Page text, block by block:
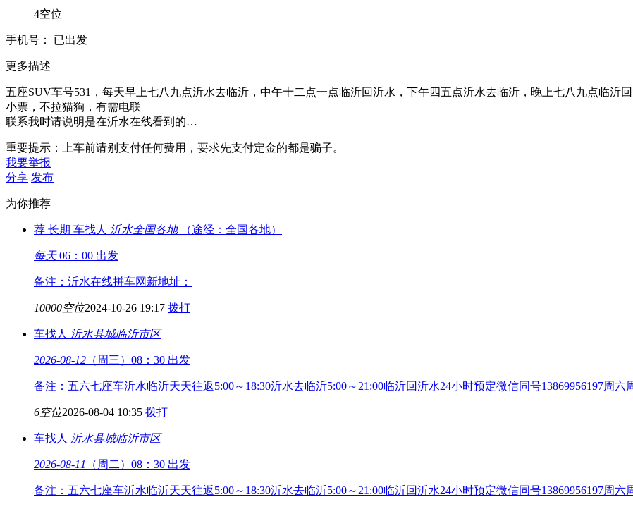
4空位
手机号： 已出发
更多描述
五座SUV车号531，每天早上七八九点沂水去临沂，中午十二点一点临沂回沂水，下午四五点沂水去临沂，晚上七八九点临沂
小票，不拉猫狗，有需电联
联系我时请说明是在沂水在线看到的…
重要提示：上车前请别支付任何费用，要求先支付定金的都是骗子。
我要举报
分享 发布
为你推荐
荐 长期 车找人 沂水全国各地 （途经：全国各地）
每天06：00 出发
备注：沂水在线拼车网新地址：
10000空位2024-10-26 19:17 拨打
车找人 沂水县城临沂市区
2026-08-12 （周三）08：30 出发
备注：五六七座车沂水临沂天天往返5:00～18:30沂水去临沂5:00～21:00临沂回沂水24小时预定微信同号13869956197周
6空位2026-08-04 10:35 拨打
车找人 沂水县城临沂市区
2026-08-11 （周二）08：30 出发
备注：五六七座车沂水临沂天天往返5:00～18:30沂水去临沂5:00～21:00临沂回沂水24小时预定微信同号13869956197周